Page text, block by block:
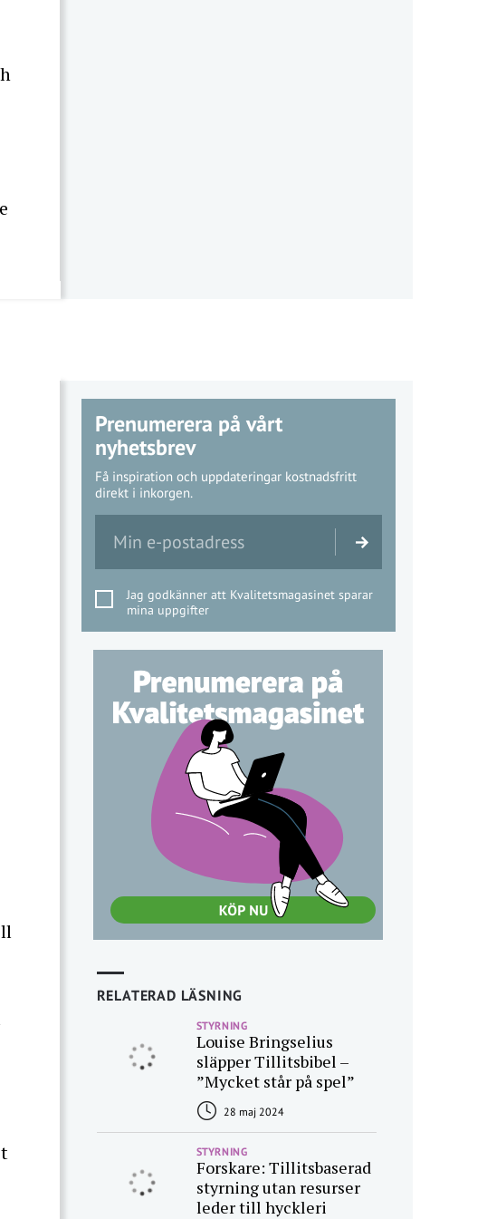
Prenumerera på vårt
nyhetsbrev
Få inspiration och uppdateringar kostnadsfritt
direkt i inkorgen.
Jag godkänner att Kvalitetsmagasinet sparar
mina uppgifter
RELATERAD LÄSNING
STYRNING
Louise Bringselius
släpper Tillitsbibel –
”Mycket står på spel”
28 maj 2024
STYRNING
Forskare: Tillitsbaserad
styrning utan resurser
leder till hyckleri